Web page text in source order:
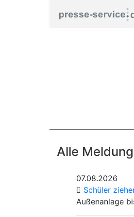
Alle
07.08.2026
Schüler
Außenanlage